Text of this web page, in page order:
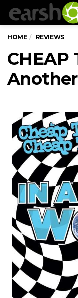
HOME REVIEWS
CHEAP